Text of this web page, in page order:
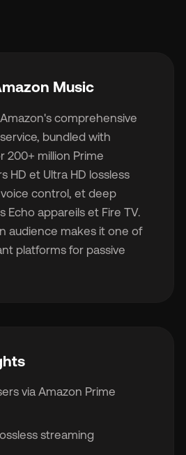
Music
comprehensive
bundled with
200+ million Prime
HD et Ultra HD lossless
control, et deep
Echo appareils et Fire TV.
audience makes it one of
platforms for passive
via Amazon Prime
streaming